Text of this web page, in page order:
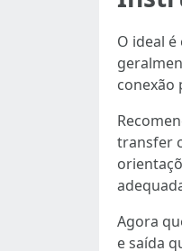
O ideal
conexão
transfer
Agora
e saída